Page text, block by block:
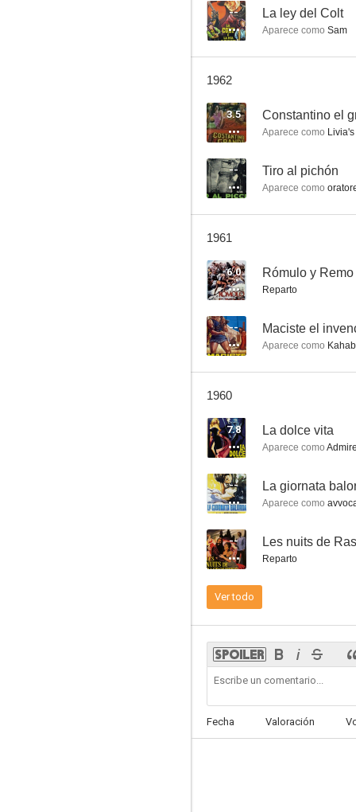
--
Maciste el invencible
--
La giornata balorda
El estafador
-- La ley del Colt
Aparece como Sam
1962
3.5 Constantino el
Aparece como
-- Tiro al pichón
Aparece como
1961
6.0 Rómulo y Remo
Reparto
-- Maciste el
Aparece como
1960
7.8 La dolce vita
Aparece como
-- La giornata
Aparece como
-- Les nuits de
Reparto
Ver todo
Fecha Valoración